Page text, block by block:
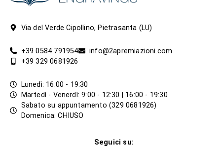
Via del Verde Cipollino, Pietrasanta (LU)
+39 0584 791954
info@2apremiazioni.com
+39 329 0681926
Lunedì: 16:00 - 19:30
Martedì - Venerdì: 9:00 - 12:30 | 16:00 - 19:30
Sabato su appuntamento (329 0681926)
Domenica: CHIUSO
Seguici su: